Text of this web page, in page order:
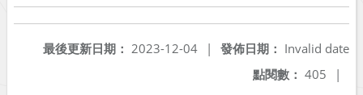
發佈日期： Invalid date
最後更新日期： 2023-12-04
|
點閱數： 405 |